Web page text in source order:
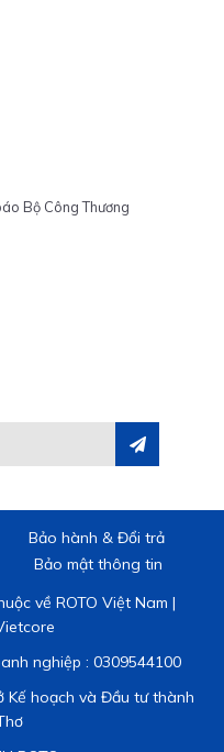
Bộ Công Thương
Bảo hành & Đổi trả
Bảo mật thông tin
về ROTO Việt Nam |
nghiệp : 0309544100
Kế hoạch và Đầu tư thành